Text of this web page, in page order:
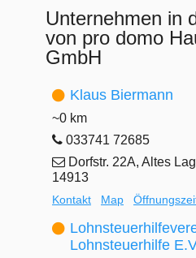
Unternehmen in
von pro domo
GmbH
Klaus Biermann
~0 km
033741 72685
Dorfstr. 22A, Altes
14913
Kontakt Map
Lohnsteuerhilfe